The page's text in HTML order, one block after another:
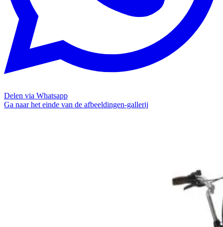
Delen via Whatsapp
Ga naar het einde van de afbeeldingen-gallerij